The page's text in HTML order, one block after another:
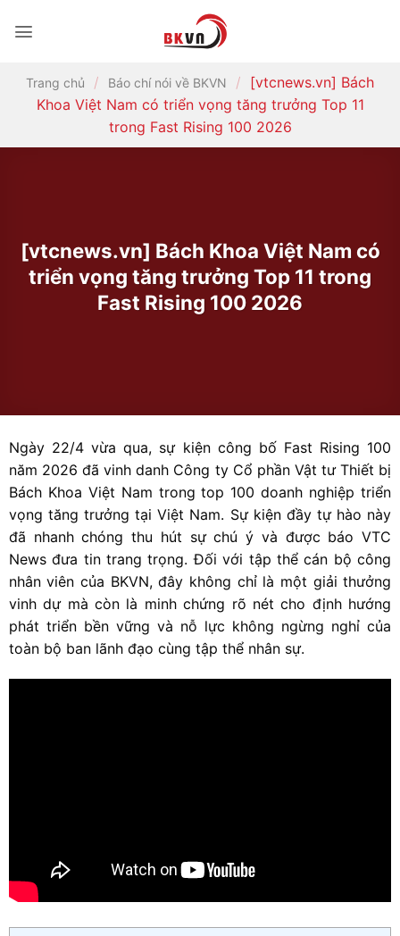
qua
dungTrang chủ / Báo chí nói về BKVN /
[vtcnews.vn] Bách
Khoa Việt Nam có triển vọng tăng trưởng Top 11
trong Fast Rising 100 2026
[vtcnews.vn] Bách Khoa Việt Nam có
triển vọng tăng trưởng Top 11 trong
Fast Rising 100 2026
Ngày 22/4 vừa qua, sự kiện công bố Fast Rising 100
năm 2026 đã vinh danh Công ty Cổ phần Vật tư Thiết bị
Bách Khoa Việt Nam trong top 100 doanh nghiệp triển
vọng tăng trưởng tại Việt Nam. Sự kiện đầy tự hào này
đã nhanh chóng thu hút sự chú ý và được báo VTC
News đưa tin trang trọng. Đối với tập thể cán bộ công
nhân viên của BKVN, đây không chỉ là một giải thưởng
vinh dự mà còn là minh chứng rõ nét cho định hướng
phát triển bền vững và nỗ lực không ngừng nghỉ của
toàn bộ ban lãnh đạo cùng tập thể nhân sự.